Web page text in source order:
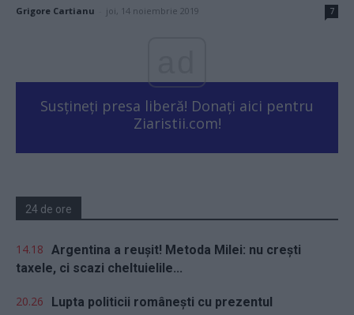
Grigore Cartianu joi, 14 noiembrie 2019 7
Susțineți presa liberă! Donați aici pentru
Ziaristii.com!
24 de ore
14.18 Argentina a reușit! Metoda Milei: nu crești
taxele, ci scazi cheltuielile...
20.26 Lupta politicii românești cu prezentul